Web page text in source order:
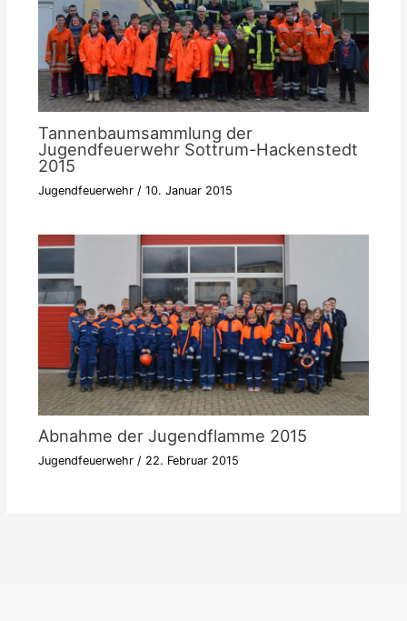
Tannenbaumsammlung der
Jugendfeuerwehr Sottrum-Hackenstedt
2015
Jugendfeuerwehr/ 10. Januar 2015
Abnahme der Jugendflamme 2015
Jugendfeuerwehr/ 22. Februar 2015